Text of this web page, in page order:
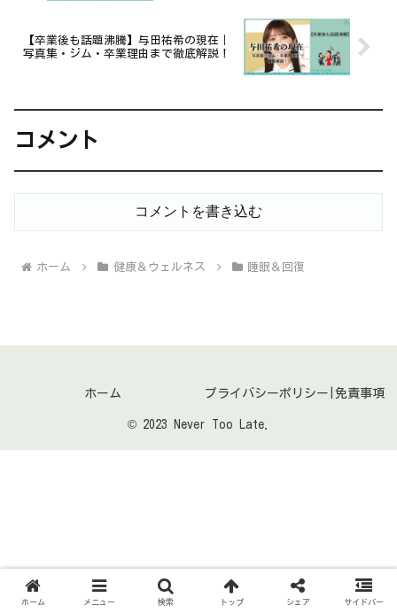
【卒業後も話題沸騰】与田祐希の現在｜
写真集・ジム・卒業理由まで徹底解説！
コメント
コメントを書き込む
ホーム 健康＆ウェルネス 睡眠＆回復
ホーム プライバシーポリシー|免責事項
© 2023 Never Too Late.
ホーム メニュー 検索 トップ シェア サイドバー